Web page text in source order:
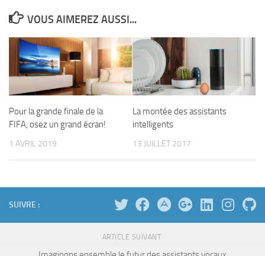
VOUS AIMEREZ AUSSI...
Pour la grande finale de la
FIFA, osez un grand écran!
1 AVRIL 2019
La montée des assistants
intelligents
13 JUILLET 2017
SUIVRE :
ARTICLE SUIVANT